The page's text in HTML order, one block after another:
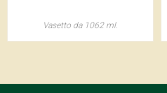
Vasetto da 1062 ml.